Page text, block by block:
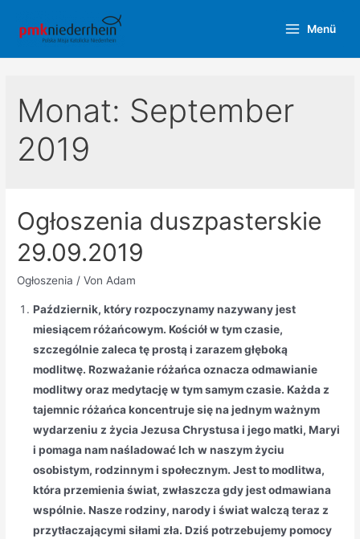
Inhalt
Menü
Monat: September
2019
Ogłoszenia duszpasterskie
29.09.2019
Ogłoszenia / VonAdam
Październik, który rozpoczynamy nazywany jest
miesiącem różańcowym. Kościół w tym czasie,
szczególnie zaleca tę prostą i zarazem głęboką
modlitwę. Rozważanie różańca oznacza odmawianie
modlitwy oraz medytację w tym samym czasie. Każda z
tajemnic różańca koncentruje się na jednym ważnym
wydarzeniu z życia Jezusa Chrystusa i jego matki, Maryi
i pomaga nam naśladować Ich w naszym życiu
osobistym, rodzinnym i społecznym. Jest to modlitwa,
która przemienia świat, zwłaszcza gdy jest odmawiana
wspólnie. Nasze rodziny, narody i świat walczą teraz z
przytłaczającymi siłami zła. Dziś potrzebujemy pomocy